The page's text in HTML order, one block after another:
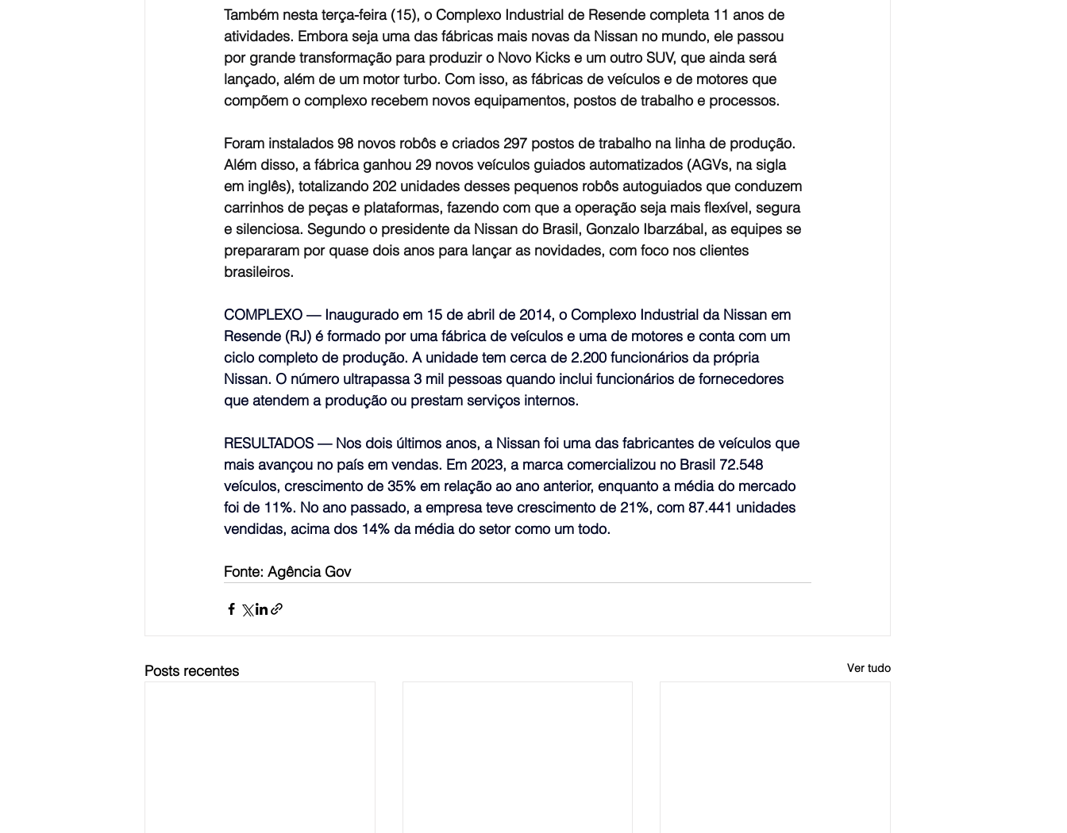
Também nesta terça-feira (15), o Complexo Industrial de Resende completa 11 anos de
atividades. Embora seja uma das fábricas mais novas da Nissan no mundo, ele passou
por grande transformação para produzir o Novo Kicks e um outro SUV, que ainda será
lançado, além de um motor turbo. Com isso, as fábricas de veículos e de motores que
compõem o complexo recebem novos equipamentos, postos de trabalho e processos.
Foram instalados 98 novos robôs e criados 297 postos de trabalho na linha de produção.
Além disso, a fábrica ganhou 29 novos veículos guiados automatizados (AGVs, na sigla
em inglês), totalizando 202 unidades desses pequenos robôs autoguiados que conduzem
carrinhos de peças e plataformas, fazendo com que a operação seja mais flexível, segura
e silenciosa. Segundo o presidente da Nissan do Brasil, Gonzalo Ibarzábal, as equipes se
prepararam por quase dois anos para lançar as novidades, com foco nos clientes
brasileiros.
COMPLEXO — Inaugurado em 15 de abril de 2014, o Complexo Industrial da Nissan em
Resende (RJ) é formado por uma fábrica de veículos e uma de motores e conta com um
ciclo completo de produção. A unidade tem cerca de 2.200 funcionários da própria
Nissan. O número ultrapassa 3 mil pessoas quando inclui funcionários de fornecedores
que atendem a produção ou prestam serviços internos.
RESULTADOS — Nos dois últimos anos, a Nissan foi uma das fabricantes de veículos que
mais avançou no país em vendas. Em 2023, a marca comercializou no Brasil 72.548
veículos, crescimento de 35% em relação ao ano anterior, enquanto a média do mercado
foi de 11%. No ano passado, a empresa teve crescimento de 21%, com 87.441 unidades
vendidas, acima dos 14% da média do setor como um todo.
Fonte: Agência Gov
Posts recentes Ver tudo